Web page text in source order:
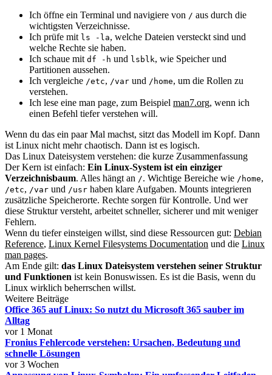
Ich öffne ein Terminal und navigiere von / aus durch die
wichtigsten Verzeichnisse.
Ich prüfe mit ls -la, welche Dateien versteckt sind und
welche Rechte sie haben.
Ich schaue mit df -h und lsblk, wie Speicher und
Partitionen aussehen.
Ich vergleiche /etc, /var und /home, um die Rollen zu
verstehen.
Ich lese eine man page, zum Beispiel man7.org, wenn ich
einen Befehl tiefer verstehen will.
Wenn du das ein paar Mal machst, sitzt das Modell im Kopf. Dann
ist Linux nicht mehr chaotisch. Dann ist es logisch.
Das Linux Dateisystem verstehen: die kurze Zusammenfassung
Der Kern ist einfach: Ein Linux-System ist ein einziger
Verzeichnisbaum. Alles hängt an /. Wichtige Bereiche wie /home,
/etc, /var und /usr haben klare Aufgaben. Mounts integrieren
zusätzliche Speicherorte. Rechte sorgen für Kontrolle. Und wer
diese Struktur versteht, arbeitet schneller, sicherer und mit weniger
Fehlern.
Wenn du tiefer einsteigen willst, sind diese Ressourcen gut: Debian
Reference, Linux Kernel Filesystems Documentation und die Linux
man pages.
Am Ende gilt: das Linux Dateisystem verstehen seiner Struktur
und Funktionen ist kein Bonuswissen. Es ist die Basis, wenn du
Linux wirklich beherrschen willst.
Weitere Beiträge
Office 365 auf Linux: So nutzt du Microsoft 365 sauber im
Alltag
vor 1 Monat
Fronius Fehlercode verstehen: Ursachen, Bedeutung und
schnelle Lösungen
vor 3 Wochen